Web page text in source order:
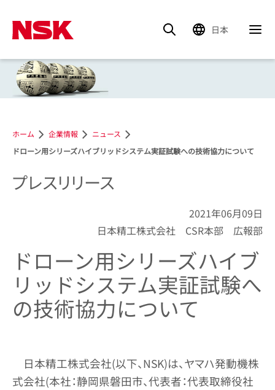
ホーム 企業情報
ニュース
ドローン用シリーズハイブリッドシステム実証試験への技術協力について
日本
プレスリリース
2021年06月09日
日本精工株式会社 CSR本部 広報部
ドローン用シリーズハイブ
リッドシステム実証試験へ
の技術協力について
日本精工株式会社(以下、NSK)は、ヤマハ発動機株
式会社(本社：静岡県磐田市、代表者：代表取締役社